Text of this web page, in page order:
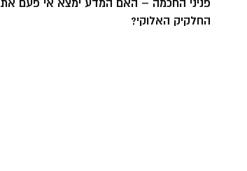
פניני החכמה – האם המדע ימצא אי פעם את
החלקיק האלוקי?